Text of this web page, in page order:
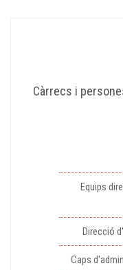
Càrrecs i
Equips
Direcció
Caps